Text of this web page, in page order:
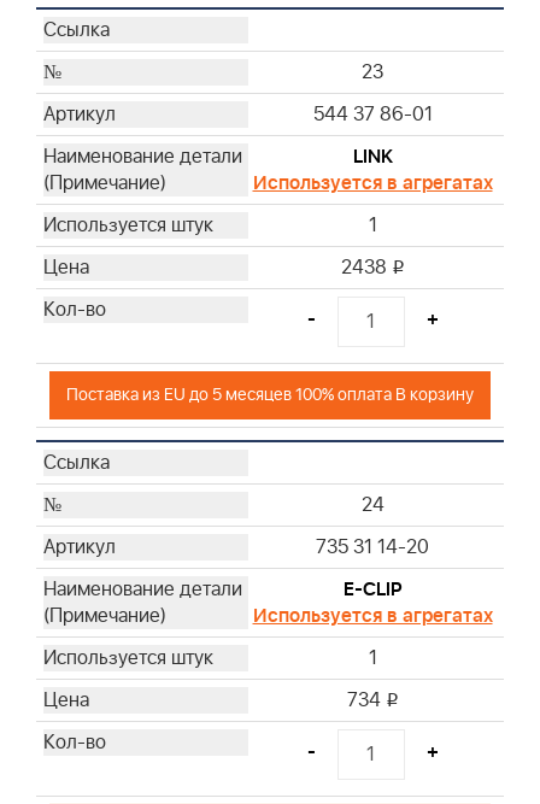
23
544 37 86-01
LINK
Используется в агрегатах
1
2438 i
- +
Поставка из EU до 5 месяцев 100% оплата В корзину
24
735 31 14-20
E-CLIP
Используется в агрегатах
1
734 i
- +